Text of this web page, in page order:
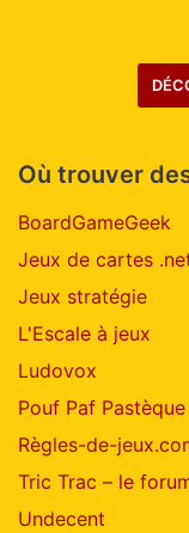
Où trouver
BoardGameGeek
Jeux de cartes
Jeux stratégie
L'Escale à jeux
Ludovox
Pouf Paf Pastèque
Règles-de-
Tric Trac – le
Undecent